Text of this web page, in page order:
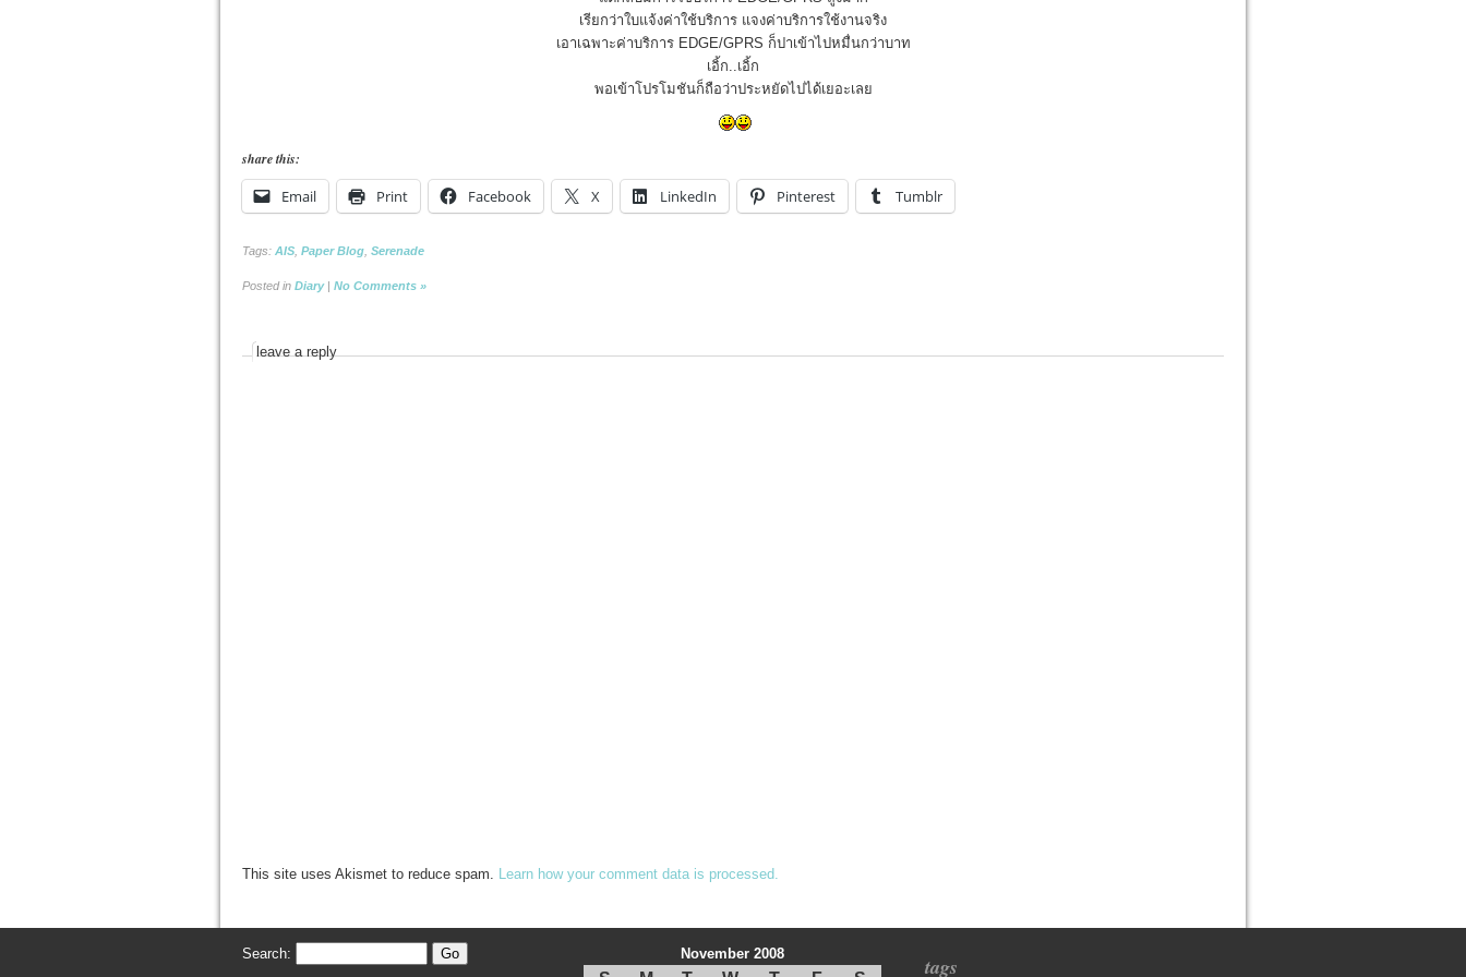
เรียกว่าใบแจ้งค่าใช้บริการ แจงค่าบริการใช้งานจริง
เอาเฉพาะค่าบริการ EDGE/GPRS ก็ปาเข้าไปหมื่นกว่าบาท
เอิ้ก..เอิ้ก
พอเข้าโปรโมชันก็ถือว่าประหยัดไปได้เยอะเลย
share this:
Email Print Facebook X LinkedIn Pinterest Tumblr
Tags: AIS Paper Blog Serenade
Posted in Diary| No Comments »
leave a reply
This site uses Akismet to reduce spam. Learn how your comment data is processed.
Search: November 2008 tags